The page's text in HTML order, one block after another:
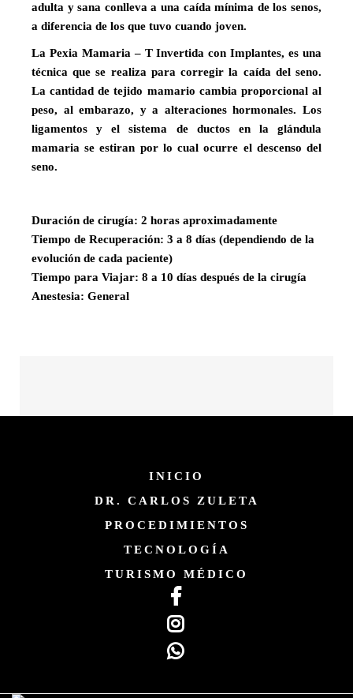
adulta y sana conlleva a una caída mínima de los senos,
a diferencia de los que tuvo cuando joven.
La Pexia Mamaria – T Invertida con Implantes, es una
técnica que se realiza para corregir la caída del seno.
La cantidad de tejido mamario cambia proporcional al
peso, al embarazo, y a alteraciones hormonales. Los
ligamentos y el sistema de ductos en la glándula
mamaria se estiran por lo cual ocurre el descenso del
seno.
Duración de cirugía: 2 horas aproximadamente
Tiempo de Recuperación: 3 a 8 días (dependiendo de la
evolución de cada paciente)
Tiempo para Viajar: 8 a 10 días después de la cirugía
Anestesia: General
INICIO
DR. CARLOS ZULETA
PROCEDIMIENTOS
TECNOLOGÍA
TURISMO MÉDICO